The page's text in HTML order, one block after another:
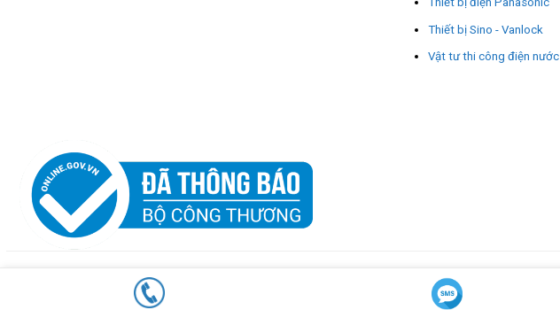
Thiết bị Sino - Vanlock
Vật tư thi công điện nước